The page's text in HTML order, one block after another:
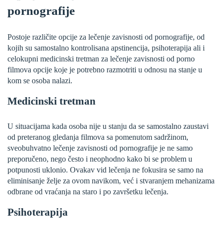
pornografije
Postoje različite opcije za lečenje zavisnosti od pornografije, od
kojih su samostalno kontrolisana apstinencija, psihoterapija ali i
celokupni medicinski tretman za lečenje zavisnosti od porno
filmova opcije koje je potrebno razmotriti u odnosu na stanje u
kom se osoba nalazi.
Medicinski tretman
U situacijama kada osoba nije u stanju da se samostalno zaustavi
od preteranog gledanja filmova sa pomenutom sadržinom,
sveobuhvatno lečenje zavisnosti od pornografije je ne samo
preporučeno, nego često i neophodno kako bi se problem u
potpunosti uklonio. Ovakav vid lečenja ne fokusira se samo na
eliminisanje želje za ovom navikom, već i stvaranjem mehanizama
odbrane od vraćanja na staro i po završetku lečenja.
Psihoterapija